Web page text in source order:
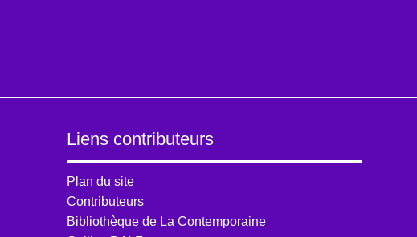
Liens contributeurs
Plan du site
Contributeurs
Bibliothèque de La Contemporaine